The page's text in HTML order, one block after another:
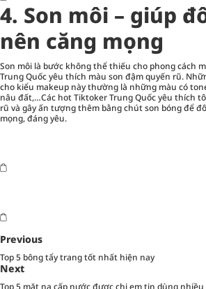
4. Son môi – giúp
nên căng mọng
Son môi là bước không thể thiếu cho phong cách
Trung Quốc yêu thích màu son đậm quyến rũ.
cho kiểu makeup này thường là những màu có
nâu đất,…Các hot Tiktoker Trung Quốc yêu thích
rũ và gây ấn tượng thêm bằng chút son bóng để
mọng, đáng yêu.
Previous
Top 5 bông tẩy trang tốt nhất hiện nay
Next